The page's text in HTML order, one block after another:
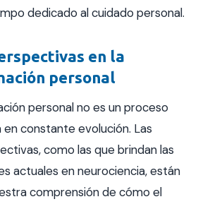
dedicado al cuidado personal.
en la
personal
personal no es un proceso
constante evolución. Las
como las que brindan las
actuales en neurociencia, están
comprensión de cómo el